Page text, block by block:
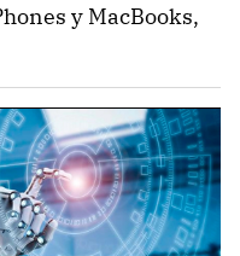
y MacBooks,